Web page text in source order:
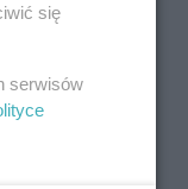
się
serwisów